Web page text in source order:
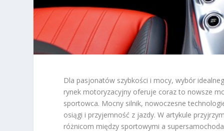
Dla pasjonatów szybkości i mocy, wybór
rynek motoryzacyjny oferuje coraz to nowsze
sportowca. Mocny silnik, nowoczesne
osiągi i przyjemność z jazdy. W artykule
różnicom między sportowymi a